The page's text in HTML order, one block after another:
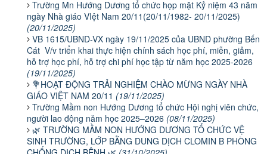
Trường Mn Hướng Dương tổ chức họp mặt Kỷ niệm 43 năm
ngày Nhà giáo VIệt Nam 20/11(20/11/1982- 20/11/2025)
(20/11/2025)
VB 1615/UBND-VX ngày 19/11/2025 của UBND phường Bến
Cát V/v triển khai thực hiện chính sách học phí, miễn, giảm,
hỗ trợ học phí, hỗ trợ chi phí học tập từ năm học 2025-2026
(19/11/2025)
💐HOẠT ĐỘNG TRẢI NGHIỆM CHÀO MỪNG NGÀY NHÀ
GIÁO VIỆT NAM 20/11 (19/11/2025)
Trường Mầm non Hướng Dương tổ chức Hội nghị viên chức,
người lao động năm học 2025–2026 (08/11/2025)
🌿 TRƯỜNG MẦM NON HƯỚNG DƯƠNG TỔ CHỨC VỆ
SINH TRƯỜNG, LỚP BẰNG DUNG DỊCH CLOMIN B PHÒNG